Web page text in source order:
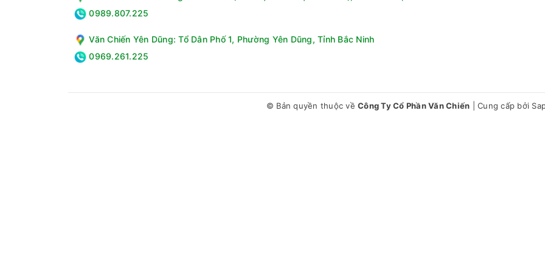
Sanaky sử dụng gas R600a cho tủ đông. Đây là loại gas làm lạnh và tiết kiệm điện năng mà không gây hại cho
tác động nhà kính. Việc sử dụng Gas R600a trong VH-3699W3 đảm bảo hiệu suất hoạt động ổn định và tiết
0989.807.225
Văn Chiến Yên Dũng: Tổ Dân Phố 1, Phường Yên Dũng, Tỉnh Bắc Ninh
0969.261.225
© Bản quyền thuộc về Công Ty Cổ Phần Văn Chiến Cung cấp bởi